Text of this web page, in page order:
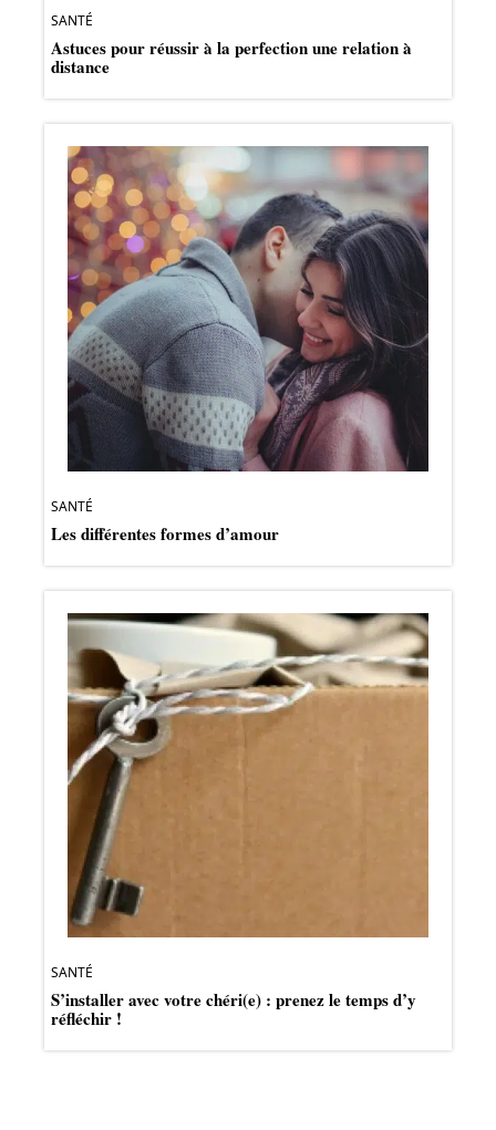
SANTÉ
Astuces pour réussir à la perfection une relation à
distance
SANTÉ
Les différentes formes d’amour
SANTÉ
S’installer avec votre chéri(e) : prenez le temps d’y
réfléchir !